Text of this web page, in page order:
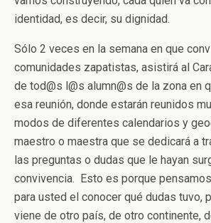
identidad, es decir, su dignidad.
Sólo 2 veces en la semana en que
comunidades zapatistas, asistirá al
de tod@s l@s alumn@s de la zona en
esa reunión, donde estarán reunidos
modos de diferentes calendarios y
maestro o maestra que se dedicará a
las preguntas o dudas que le hayan
convivencia. Esto es porque
para usted el conocer qué dudas tuvo,
viene de otro país, de otro continente,